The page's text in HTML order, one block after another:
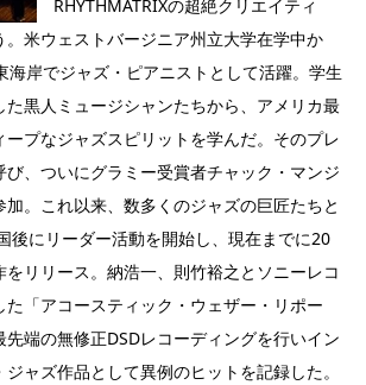
RHYTHMATRIXの超絶クリエイティ
。米ウェストバージニア州立大学在学中か
海岸でジャズ・ピアニストとして活躍。学生
た黒人ミュージシャンたちから、アメリカ最
プなジャズスピリットを学んだ。そのプレ
び、ついにグラミー受賞者チャック・マンジ
加。これ以来、数多くのジャズの巨匠たちと
後にリーダー活動を開始し、現在までに20
リリース。納浩一、則竹裕之とソニーレコ
た「アコースティック・ウェザー・リポー
先端の無修正DSDレコーディングを行いイン
ャズ作品として異例のヒットを記録した。